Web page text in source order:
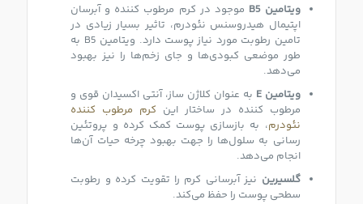
ویتامین B5
موجود در کرم مرطوب کننده و آبرسان
اپتیمال هیدروسنس نئودرم، تاثیر بسیار زیادی در
تامین رطوبت مورد نیاز پوست دارد. ویتامین B5 به
طور موضعی کبودی‌ها و جای زخم‌ها را نیز بهبود
می‌دهد.
ویتامین E به عنوان کلاژن ساز، آنتی اکسیدان قوی و
مرطوب کننده در ساختار این کرم مرطوب کننده
نئودرم، به بازسازی پوست کمک کرده و پروتئین
رسانی به سلول‌ها را جهت بهبود چرخه حیات آن‌ها
انجام می‌دهد.
گلسیرین نیز آبرسانی کرم را تقویت کرده و رطوبت
سطحی پوست را حفظ می‌کند.